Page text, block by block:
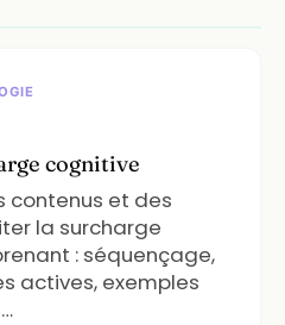
cognitive
contenus et des
la surcharge
: séquençage,
actives, exemples